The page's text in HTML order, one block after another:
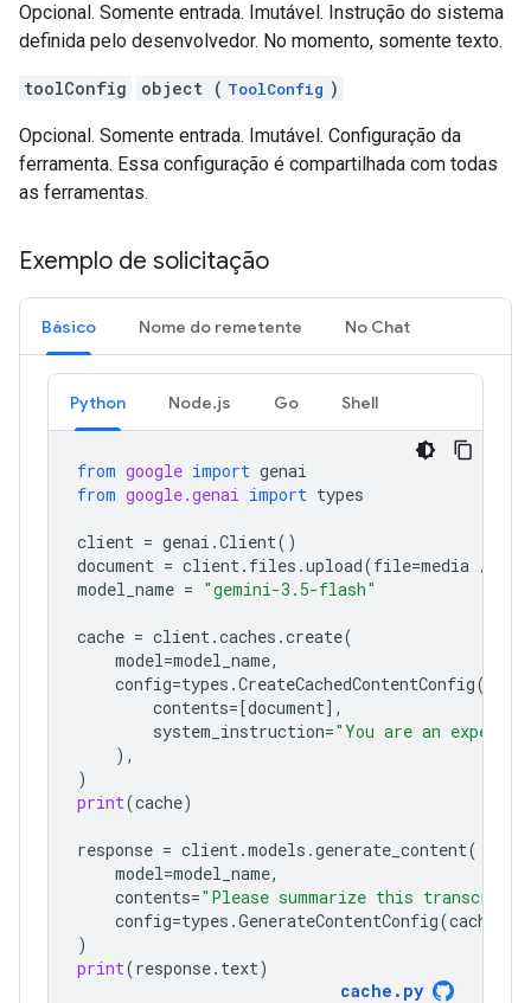
Opcional. Somente entrada. Imutável. Instrução do sistema
definida pelo desenvolvedor. No momento, somente texto.
toolConfig object ( ToolConfig )
Opcional. Somente entrada. Imutável. Configuração da
ferramenta. Essa configuração é compartilhada com todas
as ferramentas.
Exemplo de solicitação
Básico Nome do remetente No Chat
Python Node.js Go Shell
from google import genai
from google.genai import types
client = genai .Client()
document = client. files .upload(file=media /
model_name = "gemini-3.5-flash"
cache = client.caches .create(
model=model_name,
config=types .CreateCachedContentConfig(
contents=[document],
system_instruction="You are an expert
),
)
print(cache)
response = client.models .generate_content(
model=model_name,
contents="Please summarize this transcript"
config=types .GenerateContentConfig(
)
print(response. text)
cache . py